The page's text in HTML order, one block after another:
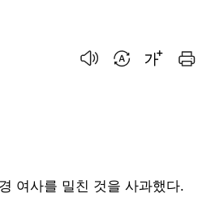
여사를 밀친 것을 사과했다.